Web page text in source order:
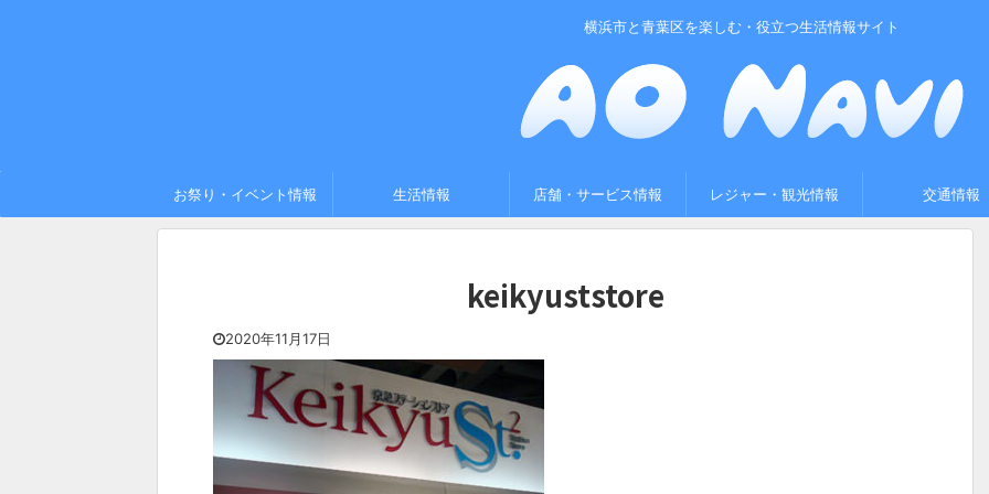
横浜市と青葉区を楽しむ・役立つ生活情報サイト
お祭り・イベント情報 生活情報 店舗・サービス情報 レジャー・観光情報 交通情報
keikyuststore
2020年11月17日